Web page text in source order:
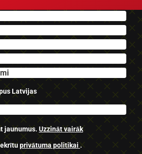
sensori.
Latvijas
jaunumus. Uzzināt vairāk
privātuma politikai .